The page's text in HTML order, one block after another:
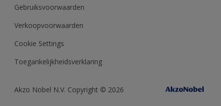
Gebruiksvoorwaarden
Verkoopvoorwaarden
Cookie Settings
Toegankelijkheidsverklaring
Akzo Nobel N.V. Copyright © 2026